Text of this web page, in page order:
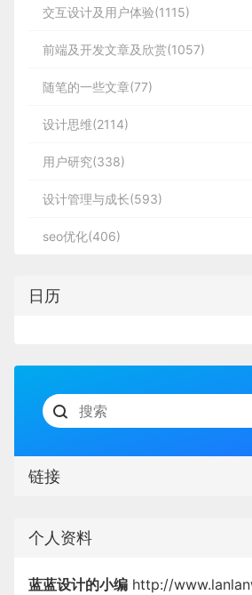
交互设计及用户体验(1115)
前端及开发文章及欣赏(1057)
随笔的一些文章(77)
设计思维(2114)
用户研究(338)
设计管理与成长(593)
seo优化(406)
日历
链接
个人资料
蓝蓝设计的小编 http://